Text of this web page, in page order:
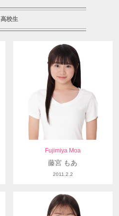
高校生
Fujimiya Moa
藤宮 もあ
2011.2.2